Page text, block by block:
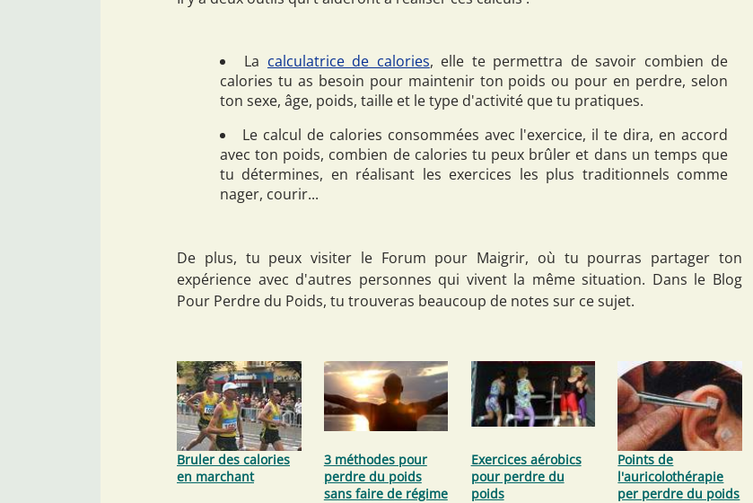
La calculatrice de calories, elle te permettra de savoir combien de
calories tu as besoin pour maintenir ton poids ou pour en perdre, selon
ton sexe, âge, poids, taille et le type d'activité que tu pratiques.
Le calcul de calories consommées avec l'exercice, il te dira, en accord
avec ton poids, combien de calories tu peux brûler et dans un temps que
tu détermines, en réalisant les exercices les plus traditionnels comme
nager, courir...
De plus, tu peux visiter le Forum pour Maigrir, où tu pourras partager ton
expérience avec d'autres personnes qui vivent la même situation. Dans le Blog
Pour Perdre du Poids, tu trouveras beaucoup de notes sur ce sujet.
Bruler des calories
en marchant
3 méthodes pour
perdre du poids
sans faire de régime
Exercices aérobics
pour perdre du
poids
Points de
l'auricolothérapie
per perdre du poids